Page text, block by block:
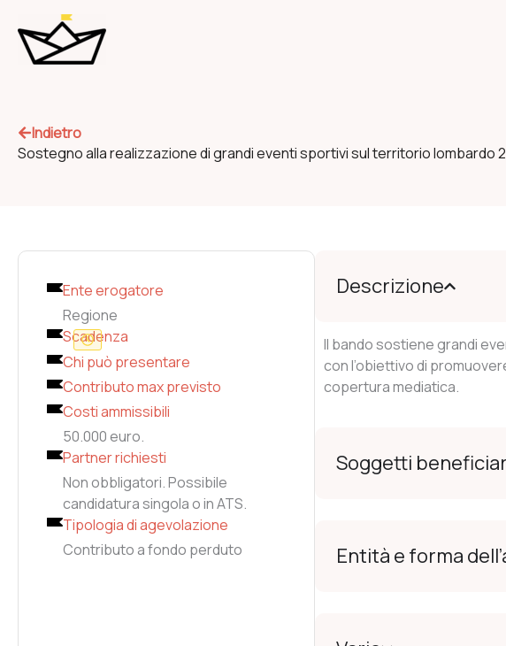
contenuto
Indietro
Sostegno alla realizzazione di grandi eventi sportivi sul territorio lombardo
Ente erogatore
Regione
Scadenza
Chi può presentare
Contributo max previsto
Costi ammissibili
50.000 euro.
Partner richiesti
Non obbligatori. Possibile
candidatura singola o in ATS.
Tipologia di agevolazione
Contributo a fondo perduto
Descrizione
Il bando sostiene grandi
con l’obiettivo di
copertura mediatica.
Soggetti
Entità e forma